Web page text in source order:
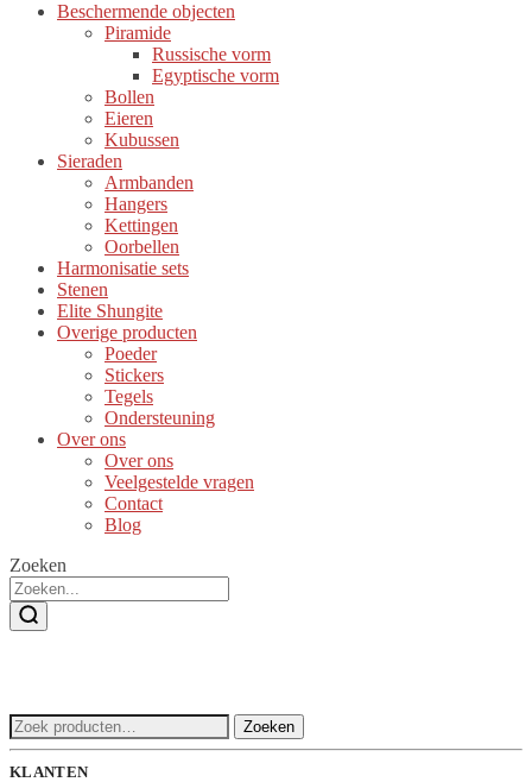
Beschermende objecten
Piramide
Russische vorm
Egyptische vorm
Bollen
Eieren
Kubussen
Sieraden
Armbanden
Hangers
Kettingen
Oorbellen
Harmonisatie sets
Stenen
Elite Shungite
Overige producten
Poeder
Stickers
Tegels
Ondersteuning
Over ons
Over ons
Veelgestelde vragen
Contact
Blog
Zoeken
Zoeken
naar:
Zoeken
KLANTEN